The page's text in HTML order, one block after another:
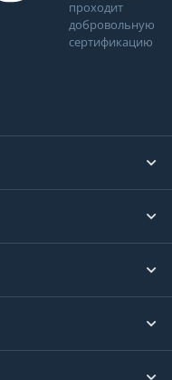
проходит
добровольную
сертификацию